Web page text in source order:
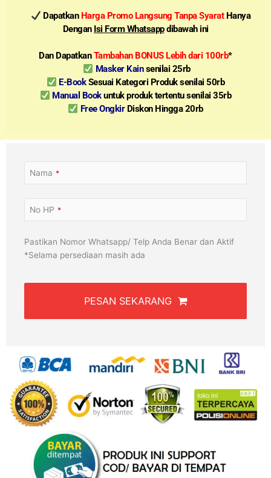
Dapatkan Harga Promo Langsung Tanpa Syarat Hanya
Dengan Isi Form Whatsappdibawah ini
Dan DapatkanTambahan BONUS Lebih dari 100rb*
Masker Kainsenilai 25rb
E-BookSesuai Kategori Produk senilai 50rb
Manual Bookuntuk produk tertentu senilai 35rb
Free OngkirDiskon Hingga 20rb
Nama *
No HP *
Pastikan Nomor Whatsapp/ Telp Anda Benar dan Aktif
*Selama persediaan masih ada
PESAN SEKARANG